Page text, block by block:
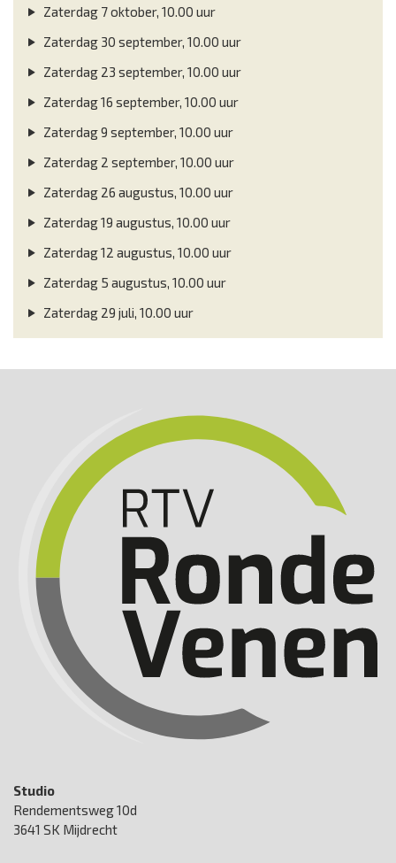
Zaterdag 7 oktober, 10.00 uur
Zaterdag 30 september, 10.00 uur
Zaterdag 23 september, 10.00 uur
Zaterdag 16 september, 10.00 uur
Zaterdag 9 september, 10.00 uur
Zaterdag 2 september, 10.00 uur
Zaterdag 26 augustus, 10.00 uur
Zaterdag 19 augustus, 10.00 uur
Zaterdag 12 augustus, 10.00 uur
Zaterdag 5 augustus, 10.00 uur
Zaterdag 29 juli, 10.00 uur
Studio
Rendementsweg 10d
3641 SK Mijdrecht